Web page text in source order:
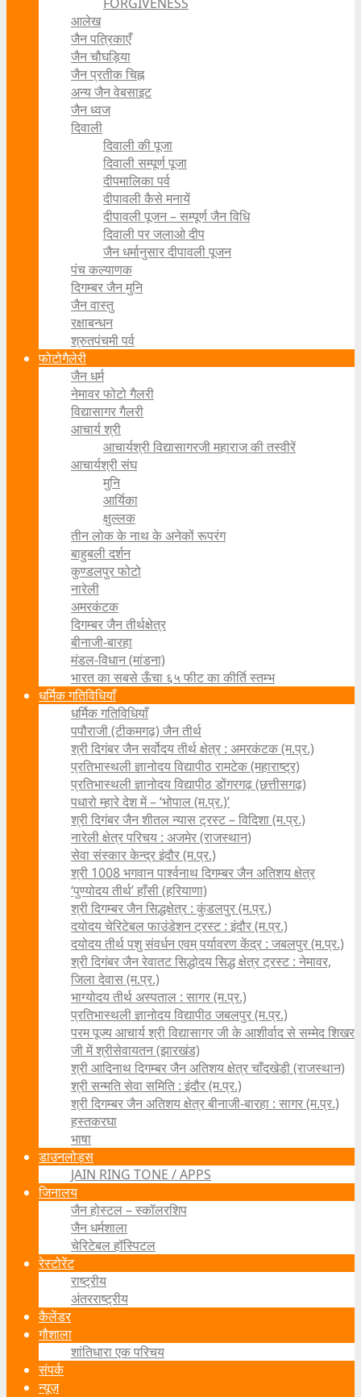
आलेख
जैन पत्रिकाएँ
जैन चौघड़िया
जैन प्रतीक चिह्न
अन्य जैन वेबसाइट
जैन ध्वज
दिवाली
दिवाली की पूजा
दिवाली सम्पूर्ण पूजा
दीपमालिका पर्व
दीपावली कैसे मनायें
दीपावली पूजन – सम्पूर्ण जैन विधि
दिवाली पर जलाओ दीप
जैन धर्मानुसार दीपावली पूजन
पंच कल्याणक
दिगम्बर जैन मुनि
जैन वास्तु
रक्षाबन्धन
श्रुतपंचमी पर्व
फोटोगैलेरी
जैन धर्म
नेमावर फोटो गैलरी
विद्यासागर गैलरी
आचार्य श्री
आचार्यश्री विद्यासागरजी महाराज की तस्वीरें
आचार्यश्री संघ
मुनि
आर्यिका
क्षुल्लक
तीन लोक के नाथ के अनेकों रूपरंग
बाहुबली दर्शन
कुण्डलपुर फोटो
नारेली
अमरकंटक
दिगम्बर जैन तीर्थक्षेत्र
बीनाजी-बारहा
मंडल-विधान (मांडना)
भारत का सबसे ऊँचा ६५ फीट का कीर्ति स्तम्भ
धर्मिक गतिविधियाँ
धर्मिक गतिविधियाँ
पपौराजी (टीकमगढ़) जैन तीर्थ
श्री दिगंबर जैन सर्वोदय तीर्थ क्षेत्र : अमरकंटक (म.प्र.)
प्रतिभास्थली ज्ञानोदय विद्यापीठ रामटेक (महाराष्ट्र)
प्रतिभास्थली ज्ञानोदय विद्यापीठ डोंगरगढ़ (छत्तीसगढ़)
पधारो म्हारे देश में – ‘भोपाल (म.प्र.)’
श्री दिगंबर जैन शीतल न्यास ट्रस्ट – विदिशा (म.प्र.)
नारेली क्षेत्र परिचय : अजमेर (राजस्थान)
सेवा संस्कार केन्द्र इंदौर (म.प्र.)
श्री 1008 भगवान पार्श्वनाथ दिगम्बर जैन अतिशय क्षे‍त्र
‘पुण्योदय तीर्थ’ हाँसी (हरियाणा)
श्री दिगम्बर जैन सिद्धक्षेत्र : कुंडलपुर (म.प्र.)
दयोदय चेरिटेबल फाउंडेशन ट्रस्ट : इंदौर (म.प्र.)
दयोदय तीर्थ पशु संवर्धन एवम्‌ पर्यावरण केंद्र : जबलपुर (म.प्र.)
श्री दिगंबर जैन रेवातट सिद्धोदय सिद्ध क्षेत्र ट्रस्ट : नेमावर,
जिला देवास (म.प्र.)
भाग्योदय तीर्थ अस्पताल : सागर (म.प्र.)
प्रतिभास्थली ज्ञानोदय विद्यापीठ जबलपुर (म.प्र.)
परम पूज्य आचार्य श्री विद्यासागर जी के आशीर्वाद से सम्मेद शिखर
जी में श्रीसेवायतन (झारखंड)
श्री आदिनाथ दिगम्बर जैन अतिशय क्षेत्र चाँदखेडी (राजस्थान)
श्री सन्मति सेवा समिति : इंदौर (म.प्र.)
श्री दिगम्बर जैन अतिशय क्षेत्र बीनाजी-बारहा : सागर (म.प्र.)
हस्तकरघा
भाषा
डाउनलोड्स
JAIN RING TONE / APPS
जिनालय
जैन होस्टल – स्कॉलरशिप
जैन धर्मशाला
चेरिटेबल हॉस्पिटल
रेस्टोरेंट
राष्ट्रीय
अंतरराष्ट्रीय
कैलेंडर
गौशाला
शांतिधारा एक परिचय
संपर्क
न्यूज़